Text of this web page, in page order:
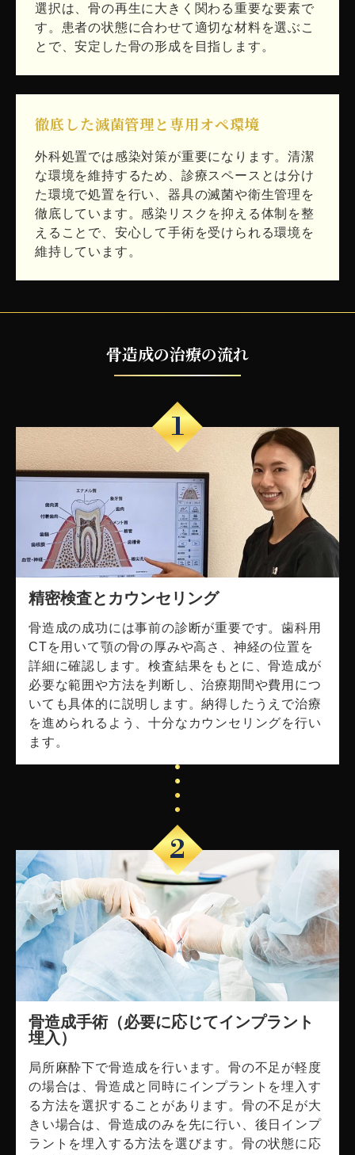
選択は、骨の再生に大きく関わる重要な要素で
す。患者の状態に合わせて適切な材料を選ぶこ
とで、安定した骨の形成を目指します。
徹底した滅菌管理と専用オペ環境
外科処置では感染対策が重要になります。清潔
な環境を維持するため、診療スペースとは分け
た環境で処置を行い、器具の滅菌や衛生管理を
徹底しています。感染リスクを抑える体制を整
えることで、安心して手術を受けられる環境を
維持しています。
骨造成の治療の流れ
1
精密検査とカウンセリング
骨造成の成功には事前の診断が重要です。歯科用
CTを用いて顎の骨の厚みや高さ、神経の位置を
詳細に確認します。検査結果をもとに、骨造成が
必要な範囲や方法を判断し、治療期間や費用につ
いても具体的に説明します。納得したうえで治療
を進められるよう、十分なカウンセリングを行い
ます。
2
骨造成手術（必要に応じてインプラント
埋入）
局所麻酔下で骨造成を行います。骨の不足が軽度
の場合は、骨造成と同時にインプラントを埋入す
る方法を選択することがあります。骨の不足が大
きい場合は、骨造成のみを先に行い、後日インプ
ラントを埋入する方法を選びます。骨の状態に応